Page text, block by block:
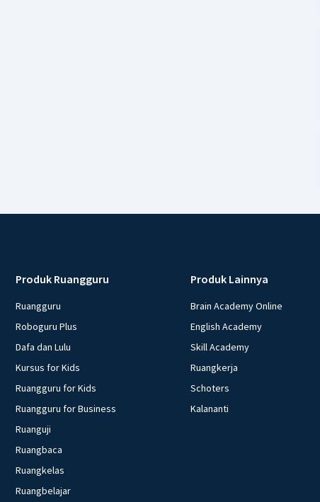
Produk Ruangguru
Ruangguru
Roboguru Plus
Dafa dan Lulu
Kursus for Kids
Ruangguru for Kids
Ruangguru for Business
Ruanguji
Ruangbaca
Ruangkelas
Ruangbelajar
Produk Lainnya
Brain Academy Online
English Academy
Skill Academy
Ruangkerja
Schoters
Kalananti